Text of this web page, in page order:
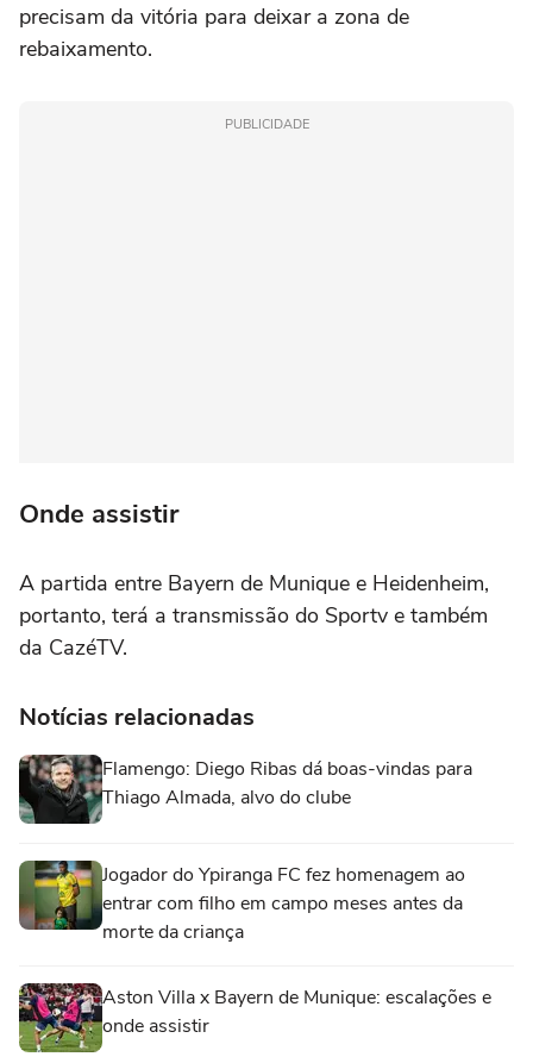
precisam da vitória para deixar a zona de
rebaixamento.
PUBLICIDADE
Onde assistir
A partida entre Bayern de Munique e Heidenheim,
portanto, terá a transmissão do Sportv e também
da CazéTV.
Notícias relacionadas
Flamengo: Diego Ribas dá boas-vindas para
Thiago Almada, alvo do clube
Jogador do Ypiranga FC fez homenagem ao
entrar com filho em campo meses antes da
morte da criança
Aston Villa x Bayern de Munique: escalações e
onde assistir